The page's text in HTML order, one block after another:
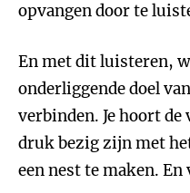
opvangen door te
En met dit luisteren,
onderliggende doel
verbinden. Je hoort de
druk bezig zijn met
een nest te maken.